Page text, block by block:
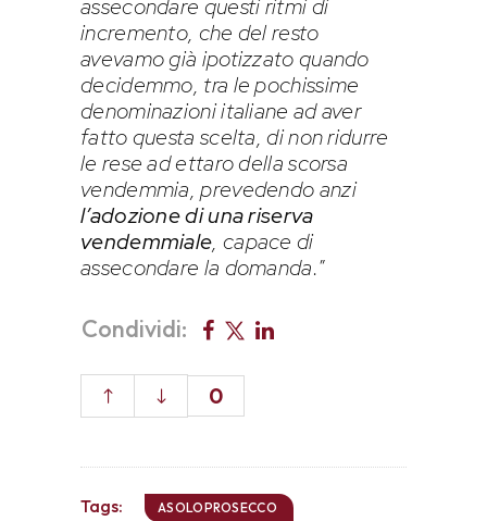
assecondare questi ritmi di
incremento, che del resto
avevamo già ipotizzato quando
decidemmo, tra le pochissime
denominazioni italiane ad aver
fatto questa scelta, di non ridurre
le rese ad ettaro della scorsa
vendemmia, prevedendo anzi
l’adozione di una riserva
vendemmiale, capace di
assecondare la domanda.”
Condividi:
0
Tags: ASOLOPROSECCO